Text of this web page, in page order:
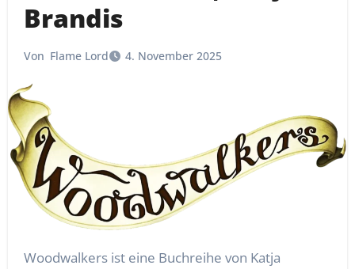
Brandis
Von Flame Lord 4. November 2025
Woodwalkers ist eine Buchreihe von Katja